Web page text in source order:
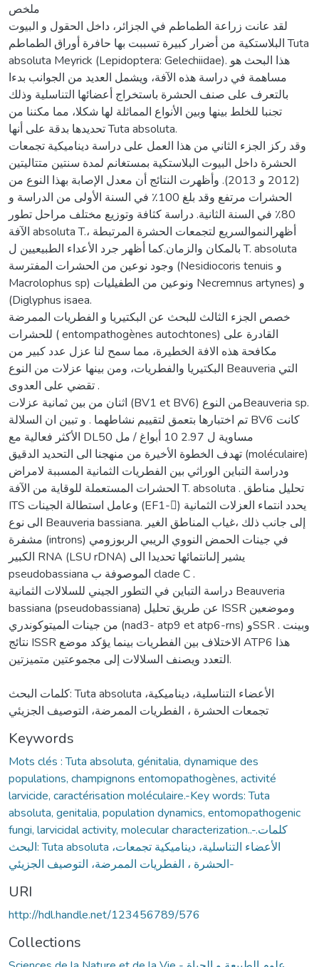
ملخص
لقد عانت زراعة الطماطم في الجزائر، داخل الحقول و البيوت
البلاستكية من أضرار كبيرة تسببت بها حافرة أوراق الطماطم Tuta
absoluta Meyrick (Lepidoptera: Gelechiidae). هذا البحث هو
مساهمة في دراسة هذه الآفة، ويشمل العديد من الجوانب بدءا
بالتعرف على صنف الحشرة باستخراج أعضائها التناسلية وذلك
تجنبا للخلط بينها وبين الأنواع المماثلة لها شكلا، مما مكننا من
تحديدها بدقة على أنها Tuta absoluta.
وقد ركز الجزء الثاني من هذا العمل على دراسة ديناميكية تجمعات
الحشرة داخل البيوت البلاستكية بمستغانم لمدة سنتين متتاليتين
(2012 و 2013). وأظهرت النتائج أن معدل الإصابة بهذا النوع من
الحشرات مرتفع وقد بلغ 100٪ في السنة الأولى من الدراسة و
80٪ في السنة الثانية. دراسة كثافة وتوزيع مختلف مراحل تطور
الآفة absoluta T.، أظهرالنموالسريع لتجمعات الحشرة المرتبطة
بالمكان والزمان.كما أظهر جرد الأعداء الطبيعيين ل T. absoluta
وجود نوعين من الحشرات المفترسة (Nesidiocoris tenuis و
Macrolophus sp) ونوعين من الطفيليات Necremnus artynes) و
(Diglyphus isaea.
خصص الجزء الثالث للبحث عن البكتيريا و الفطريات الممرضة
للحشرات ( entompathogènes autochtones) القادرة على
مكافحة هذه الافة الخطيرة، مما سمح لنا عزل عدد كبير من
البكتيريا والفطريات، ومن بينها عزلات من النوع Beauveria التي
تقضي على العدوى .
اثنان من بين ثمانية عزلات (BV1 et BV6) من النوعBeauveria sp.
تم اختبارها بتعمق لتقييم نشاطهما . و تبين ان السلالة BV6 كانت
الأكثر فعالية مع DL50 مساوية ل 2.97 10 أبواغ / مل
تهدف الخطوة الأخيرة من منهجنا الى التحديد الدقيق (moléculaire)
ودراسة التباين الوراثي بين الفطريات الثمانية المسببة لامراض
الحشرات المستعملة للوقاية من الآفة T. absoluta . تحليل مناطق
ITS وعامل استطالة الجينات (EF1-) يحدد انتماء العزلات الثمانية
الى نوع Beauveria bassiana. إلى جانب ذلك ،غياب المناطق الغير
مشفرة (introns) في جينات الحمض النووي الريبي الربوزومي
الكبير RNA (LSU rDNA) يشير إلىانتمائها تحديدا الى
pseudobassiana الموصوفة ب clade C .
دراسة التباين في التطور الجيني للسلالات الثمانية Beauveria
bassiana (pseudobassiana) عن طريق تحليل ISSR وموضعين
من جينات الميتوكوندري (nad3- atp9 et atp6-rns) وSSR . وبينت
نتائج ISSR الاختلاف بين الفطريات بينما يؤكد موضع ATP6 هذا
التعدد ويصنف السلالات إلى مجموعتين متميزتين.
كلمات البحث: Tuta absoluta ،الأعضاء التناسلية، ديناميكية
تجمعات الحشرة ، الفطريات الممرضة، التوصيف الجزيئي
Keywords
Mots clés : Tuta absoluta, génitalia, dynamique des
populations, champignons entomopathogènes, activité
larvicide, caractérisation moléculaire.-Key words: Tuta
absoluta, genitalia, population dynamics, entomopathogenic
fungi, larvicidal activity, molecular characterization..-.كلمات
البحث: Tuta absoluta ،الأعضاء التناسلية، ديناميكية تجمعات
الحشرة ، الفطريات الممرضة، التوصيف الجزيئي-
URI
http://hdl.handle.net/123456789/576
Collections